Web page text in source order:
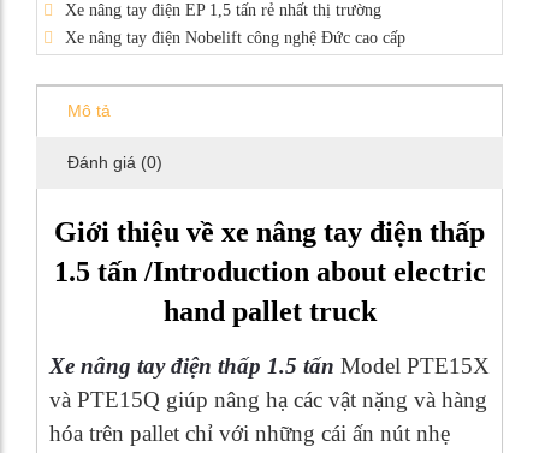
Xe nâng tay điện EP 1,5 tấn rẻ nhất thị trường
Xe nâng tay điện Nobelift công nghệ Đức cao cấp
Mô tả
Đánh giá (0)
Giới thiệu về xe nâng tay điện thấp
1.5 tấn /Introduction about electric
hand pallet truck
Xe nâng tay điện thấp 1.5 tấn Model PTE15X
và PTE15Q giúp nâng hạ các vật nặng và hàng
hóa trên pallet chỉ với những cái ấn nút nhẹ